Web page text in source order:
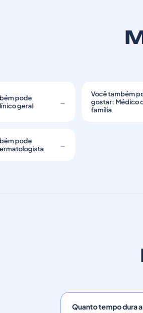
pode
geral
→
Você também
gostar: Médico
família
pode
→
Quanto tempo dura